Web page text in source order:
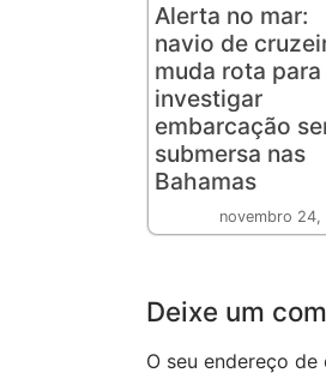
Alerta no mar:
navio de
muda rota para
investigar
embarcação
submersa nas
Bahamas
novembro 24,
Deixe um
O seu endereço